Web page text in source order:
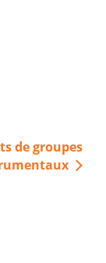
de groupes